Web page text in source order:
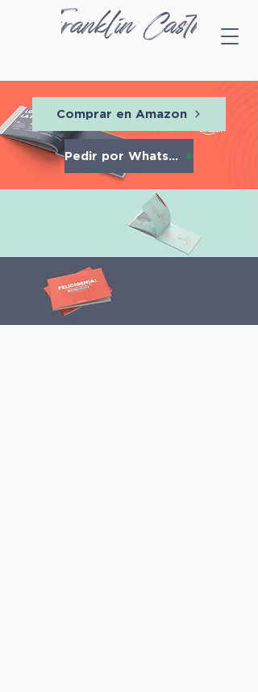
Comprar en Amazon
Pedir por Whatsapp